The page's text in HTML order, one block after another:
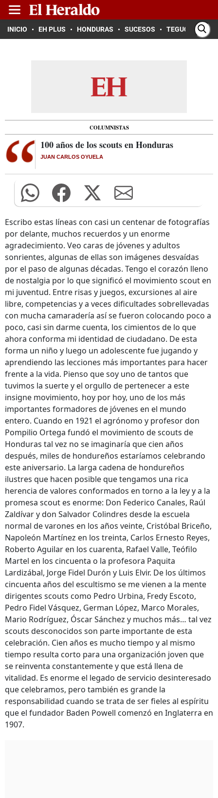
INICIO EH PLUS HONDURAS SUCESOS TEGUCIGALPA
COLUMNISTAS
100 años de los scouts en Honduras
JUAN CARLOS OYUELA
Escribo estas líneas con casi un centenar de fotografías
por delante, muchos recuerdos y un enorme
agradecimiento. Veo caras de jóvenes y adultos
sonrientes, algunas de ellas son imágenes desvaídas
por el paso de algunas décadas. Tengo el corazón lleno
de nostalgia por lo que significó el movimiento scout en
mi juventud. Entre risas y juegos, excursiones al aire
libre, competencias y a veces dificultades sobrellevadas
con mucha camaradería así se fueron colocando poco a
poco, casi sin darme cuenta, los cimientos de lo que
ahora conforma mi identidad de ciudadano. De esta
forma un niño y luego un adolescente fue jugando y
aprendiendo las lecciones más importantes para hacer
frente a la vida. Pienso que soy uno de tantos que
tuvimos la suerte y el orgullo de pertenecer a este
insigne movimiento, hoy por hoy, uno de los más
importantes formadores de jóvenes en el mundo
entero. Cuando en 1921 el agrónomo y profesor don
Pompilio Ortega fundó el movimiento de scouts de
Honduras tal vez no se imaginaría que cien años
después, miles de hondureños estaríamos celebrando
este aniversario. La larga cadena de hondureños
ilustres que hacen posible que tengamos una rica
herencia de valores conformados en torno a la ley y a la
promesa scout es enorme: Don Federico Canales, Raúl
Zaldívar y don Salvador Colindres desde la escuela
normal de varones en los años veinte, Cristóbal Briceño,
Napoleón Martínez en los treinta, Carlos Ernesto Reyes,
Roberto Aguilar en los cuarenta, Rafael Valle, Teófilo
Martel en los cincuenta o la profesora Paquita
Lardizábal, Jorge Fidel Durón y Luis Elvir. De los últimos
cincuenta años del escultismo se me vienen a la mente
dirigentes scouts como Pedro Urbina, Fredy Escoto,
Pedro Fidel Vásquez, German López, Marco Morales,
Mario Rodríguez, Óscar Sánchez y muchos más… tal vez
scouts desconocidos son parte importante de esta
celebración. Cien años es mucho tiempo y al mismo
tiempo resulta corto para una organización joven que
se reinventa constantemente y que está llena de
vitalidad. Es enorme el legado de servicio desinteresado
que celebramos, pero también es grande la
responsabilidad cuando se trata de ser fieles al espíritu
que el fundador Baden Powell comenzó en Inglaterra en
1907.